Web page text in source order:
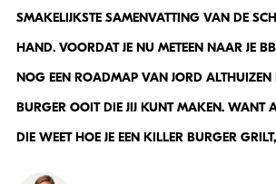
SMAKELIJKSTE SAMENVATTING VAN DE
HAND. VOORDAT JE NU METEEN NAAR JE
NOG EEN ROADMAP VAN JORD ALTHUIZEN
BURGER OOIT DIE JIJ KUNT MAKEN. WANT
DIE WEET HOE JE EEN KILLER BURGER